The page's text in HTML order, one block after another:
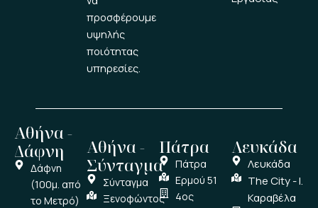
προσφέρουμε
υψηλής
ποιότητας
υπηρεσίες.
Αθήνα -
Δάφνη
Δάφνη
(100μ. από
το Μετρό)
Λευκάδα
Λευκάδα
The City - Ι.
Καραβέλα
Αθήνα -
Σύνταγμα
Σύνταγμα
Ξενοφώντος
Πάτρα
Πάτρα
Ερμού 51
4ος